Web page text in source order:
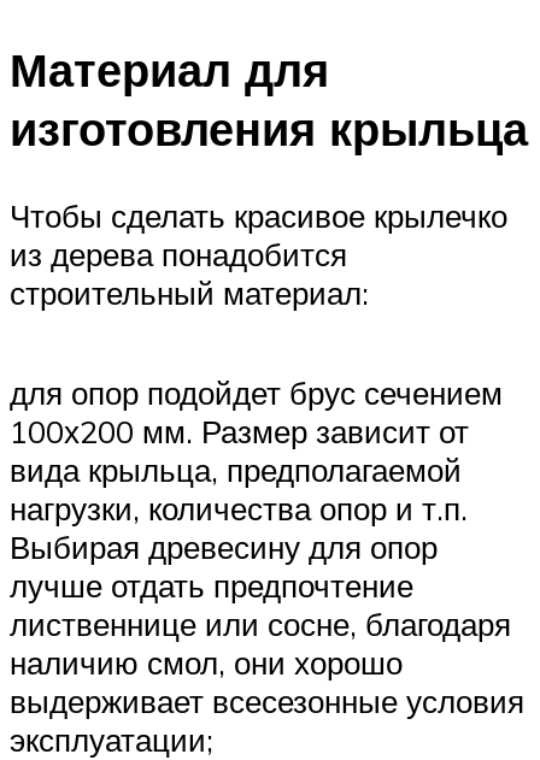
Материал для
изготовления крыльца
Чтобы сделать красивое крылечко
из дерева понадобится
строительный материал:
для опор подойдет брус сечением
100х200 мм. Размер зависит от
вида крыльца, предполагаемой
нагрузки, количества опор и т.п.
Выбирая древесину для опор
лучше отдать предпочтение
лиственнице или сосне, благодаря
наличию смол, они хорошо
выдерживает всесезонные условия
эксплуатации;